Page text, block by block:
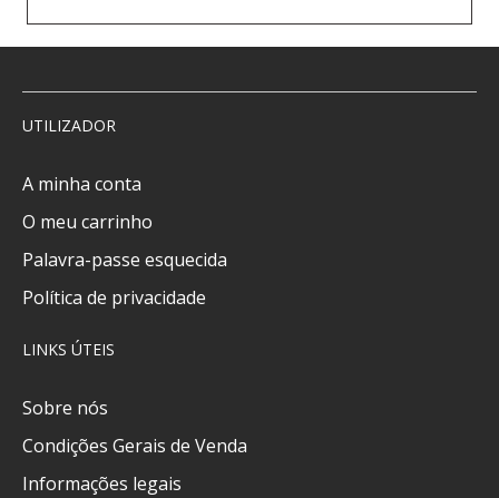
UTILIZADOR
A minha conta
O meu carrinho
Palavra-passe esquecida
Política de privacidade
LINKS ÚTEIS
Sobre nós
Condições Gerais de Venda
Informações legais